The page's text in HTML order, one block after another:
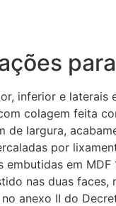
inferior e laterais
colagem feita
de largura,
por
embutidas em MDF
nas duas faces,
anexo II do